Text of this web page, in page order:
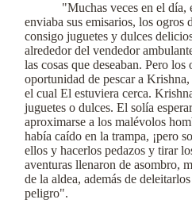
"Muchas veces en el día,
enviaba sus emisarios, los ogros
consigo juguetes y dulces
alrededor del vendedor
las cosas que deseaban. Pero los
oportunidad de pescar a
el cual El estuviera cerca.
juguetes o dulces. El solía
aproximarse a los malévolos
había caído en la trampa, ¡pero
ellos y hacerlos pedazos y tirar
aventuras llenaron de asombro,
de la aldea, además de
peligro".